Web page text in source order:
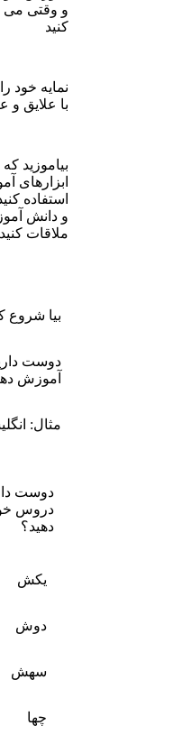
و وقتی می
کنید
نمایه خود
با علایق
بیاموزید
ابزارهای
استفاده
و دانش
ملاقات
بیا شروع
دوست
آموزش
مثال:
دوست
دروس
دهید؟
یکش
دوش
سهش
چها